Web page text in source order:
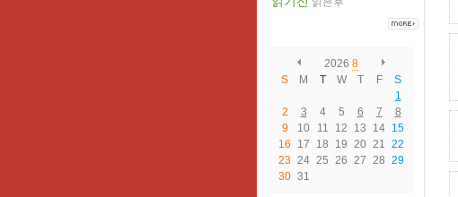
2026 8
S
M T W T F
S
1
2
3 4 5 6 7
8
9
10 11 12 13 14 15
16
17 18 19 20 21 22
23 24 25 26 27 28 29
30 31